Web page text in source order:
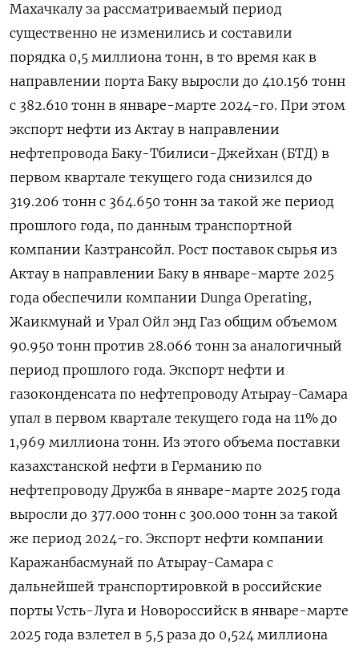
Махачкалу за рассматриваемый период
существенно не изменились и составили
порядка 0,5 миллиона тонн, в то время как в
направлении порта Баку выросли до 410.156 тонн
с 382.610 тонн в январе-марте 2024-го. При этом
экспорт нефти из Актау в направлении
нефтепровода Баку-Тбилиси-Джейхан (БТД) в
первом квартале текущего года снизился до
319.206 тонн с 364.650 тонн за такой же период
прошлого года, по данным транспортной
компании Казтрансойл. Рост поставок сырья из
Актау в направлении Баку в январе-марте 2025
года обеспечили компании Dunga Operating,
Жаикмунай и Урал Ойл энд Газ общим объемом
90.950 тонн против 28.066 тонн за аналогичный
период прошлого года. Экспорт нефти и
газоконденсата по нефтепроводу Атырау-Самара
упал в первом квартале текущего года на 11% до
1,969 миллиона тонн. Из этого объема поставки
казахстанской нефти в Германию по
нефтепроводу Дружба в январе-марте 2025 года
выросли до 377.000 тонн с 300.000 тонн за такой
же период 2024-го. Экспорт нефти компании
Каражанбасмунай по Атырау-Самара с
дальнейшей транспортировкой в российские
порты Усть-Луга и Новороссийск в январе-марте
2025 года взлетел в 5,5 раза до 0,524 миллиона